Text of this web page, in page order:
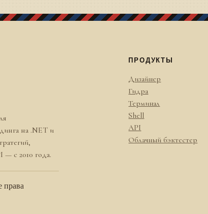
на .NET и
— с 2010 года.
права
ПРОДУКТЫ
Дизайнер
Гидра
Терминал
Shell
API
Облачный бэктестер